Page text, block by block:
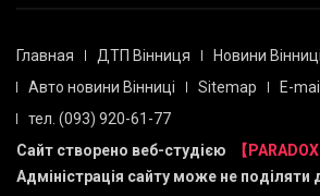
Главная ДТП Вінниця Новини Вінниці
Авто новини Вінниці
Sitemap
E-
тел. (093) 920-61-77
Сайт створено веб-студією
【PARADOX
Адміністрація сайту може не поділяти